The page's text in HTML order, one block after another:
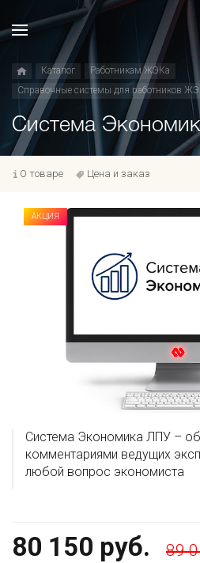
Каталог
Работникам ЖЭКа
Справочные системы для работников
Система
О товаре Цена и заказ
АКЦИЯ
Система Экономика ЛПУ –
комментариями ведущих
любой вопрос экономиста
80 150 руб. 89